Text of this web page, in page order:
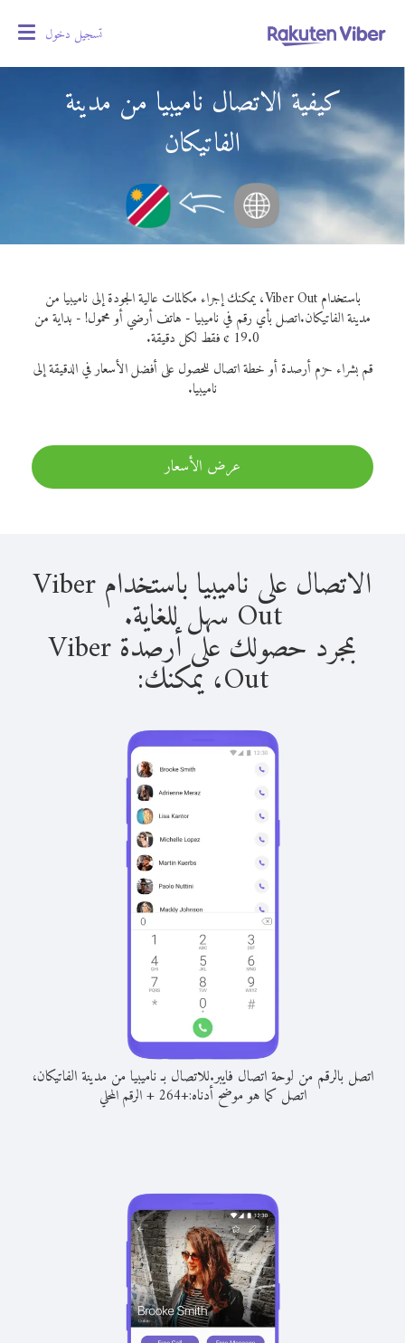
تسجيل دخول
كيفية الاتصال ناميبيا من مدينة
الفاتيكان
باستخدام Viber Out، يمكنك إجراء مكالمات عالية الجودة إلى ناميبيا من
مدينة الفاتيكان.اتصل بأي رقم في ناميبيا - هاتف أرضي أو محمول! - بداية من
19.0 ¢ فقط لكل دقيقة.
قم بشراء حزم أرصدة أو خطة اتصال للحصول على أفضل الأسعار في الدقيقة إلى
ناميبيا.
عرض الأسعار
الاتصال على ناميبيا باستخدام Viber
Out سهل للغاية.
بمجرد حصولك على أرصدة Viber
Out، يمكنك:
اتصل بالرقم من لوحة اتصال فايبر.للاتصال بـ ناميبيا من مدينة الفاتيكان،
اتصل كما هو موضح أدناه:+
264
+الرقم المحلي